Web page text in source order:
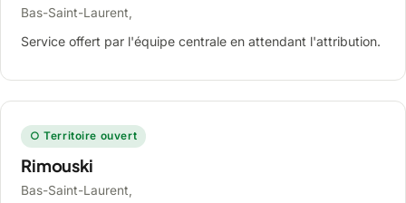
Bas-Saint-Laurent,
Service offert par l'équipe centrale en attendant l'attribution.
○ Territoire ouvert
Rimouski
Bas-Saint-Laurent,